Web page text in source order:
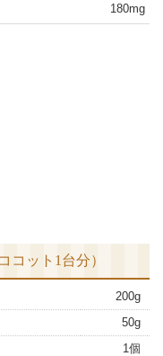
180mg
コット1台分）
200g
50g
1個